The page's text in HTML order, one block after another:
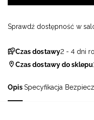
OpisSpecyfikacja
Czas dostawy2 - 4 dni
Czas dostawy do sklepu
Sprawdź dostępność w